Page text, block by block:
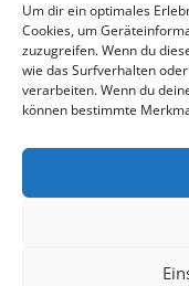
Um dir ein optimales
Cookies, um
zuzugreifen. Wenn du
wie das Surfverhalten
verarbeiten. Wenn du
können bestimmte